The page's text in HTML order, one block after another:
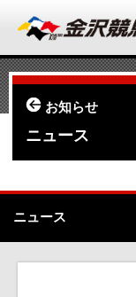
お知らせ
ニュース
ニュース